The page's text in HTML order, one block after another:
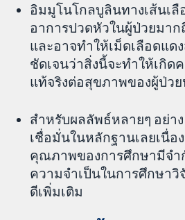
อิมมูโนโกลบูลินทางเส้นเลื
อาการปวดหัวในผู้ป่วยมาก
และอาจทำให้เม็ดเลือดแด
ชัดเจนว่าสิ่งนี้จะทำให้เกิด
แท้จริงต่อสุขภาพของผู้ป่ว
สำหรับผลลัพธ์หลายๆ อย่า
เชื่อมั่นในหลักฐานเลยเนื่อ
คุณภาพของการศึกษามีจำ
ความจำเป็นในการศึกษา
ดีเพิ่มเติม